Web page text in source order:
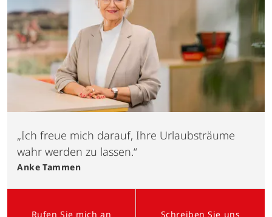
„Ich freue mich darauf, Ihre Urlaubsträume
wahr werden zu lassen.“
Anke Tammen
Rufen Sie mich an Schreiben Sie uns